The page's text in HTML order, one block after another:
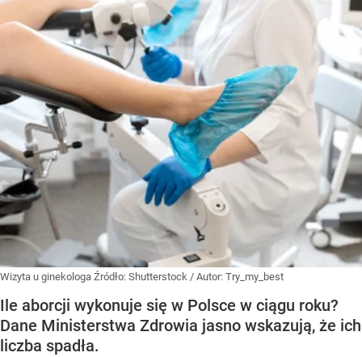
Wizyta u ginekologa Źródło: Shutterstock / Autor: Try_my_best
Ile aborcji wykonuje się w Polsce w ciągu roku?
Dane Ministerstwa Zdrowia jasno wskazują, że ich
liczba spadła.